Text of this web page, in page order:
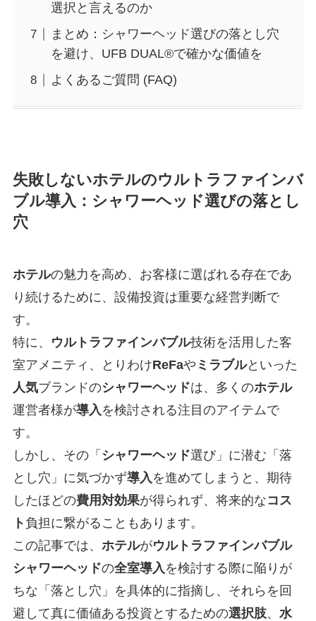
選択と言えるのか
まとめ：シャワーヘッド選びの落とし穴
を避け、UFB DUAL®で確かな価値を
よくあるご質問 (FAQ)
失敗しないホテルのウルトラファインバ
ブル導入：シャワーヘッド選びの落とし
穴
ホテルの魅力を高め、お客様に選ばれる存在であ
り続けるために、設備投資は重要な経営判断で
す。
特に、
ウルトラファインバブル技術を活用した客
室アメニティ、とりわけReFaや ミラブルといった
人気ブランドのシャワーヘッドは、多くのホテル
運営者様が導入 を検討される注目のアイテムで
す。
しかし、その「 シャワーヘッド選び」に潜む「落
とし穴」に気づかず導入 を進めてしまうと、期待
したほどの費用対効果が得られず、将来的なコス
ト 負担に繋がることもあります。
この記事では、 ホテルがウルトラファインバブル
シャワーヘッドの全室導入 を検討する際に陥りが
ちな「落とし穴」を具体的に指摘し、それらを回
避して真に価値ある投資とするための選択肢、 水